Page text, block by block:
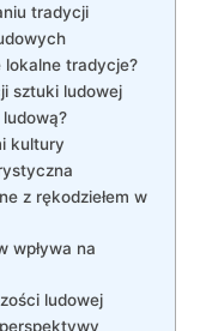
tradycji
lokalne tradycje?
sztuki ludowej
kultury
z rękodziełem w
wpływa na
ludowej